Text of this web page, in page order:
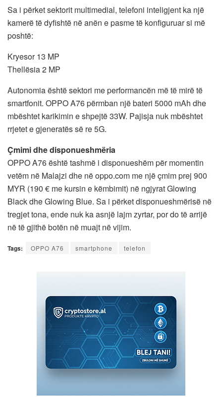
Sa i përket sektorit multimedial, telefoni inteligjent ka një
kamerë të dyfishtë në anën e pasme të konfiguruar si më
poshtë:
Kryesor 13 MP
Thellësia 2 MP
Autonomia është sektori me performancën më të mirë të
smartfonit. OPPO A76 përmban një bateri 5000 mAh dhe
mbështet karikimin e shpejtë 33W. Pajisja nuk mbështet
rrjetet e gjeneratës së re 5G.
Çmimi dhe disponueshmëria
OPPO A76 është tashmë i disponueshëm për momentin
vetëm në Malajzi dhe në oppo.com me një çmim prej 900
MYR (190 € me kursin e këmbimit) në ngjyrat Glowing
Black dhe Glowing Blue. Sa i përket disponueshmërisë në
tregjet tona, ende nuk ka asnjë lajm zyrtar, por do të arrijë
në të gjithë botën në muajt në vijim.
Tags: OPPO A76 smartphone telefon